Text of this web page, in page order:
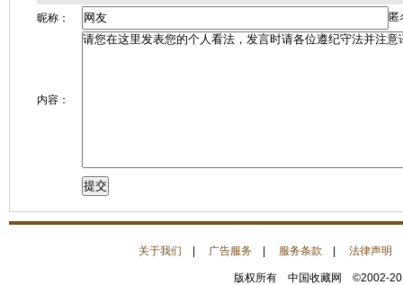
昵称：
匿
内容：
关于我们 广告服务 服务条款 法律声明
版权所有 中国收藏网 ©2002-